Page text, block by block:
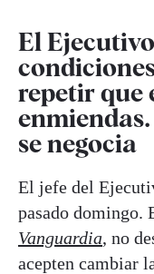
El
repetir que
se negocia
El jefe del
pasado domingo.
Vanguardia, no
acepten cambiar